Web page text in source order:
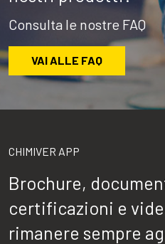
Consulta le nostre FAQ
VAI ALLE FAQ
CHIMIVER APP
Brochure,
certificazioni e
rimanere sempre